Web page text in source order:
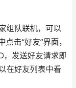
组队联机，可以
击“好友”界面，
，发送好友请求即
在好友列表中看